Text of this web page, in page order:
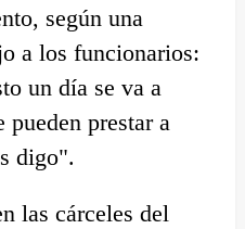
según una
a los funcionarios:
un día se va a
pueden prestar a
digo".
las cárceles del